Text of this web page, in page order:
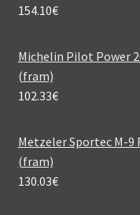
154.10€
Michelin Pilot Power
(fram)
102.33€
Metzeler Sportec M-9
(fram)
130.03€